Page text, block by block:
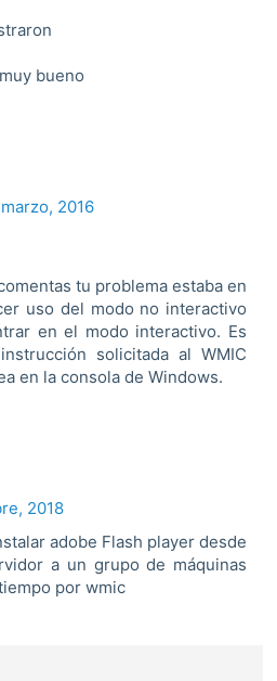
bueno
2016
tu problema estaba en
uso del modo no interactivo
en el modo interactivo. Es
solicitada al WMIC
en la consola de Windows.
2018
adobe Flash player desde
a un grupo de máquinas
por wmic